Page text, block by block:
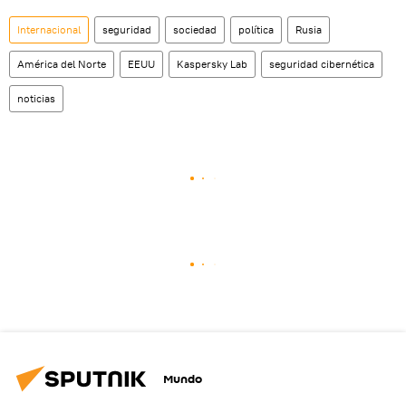
Internacional seguridad sociedad política Rusia
América del Norte EEUU Kaspersky Lab seguridad cibernética
noticias
Mundo